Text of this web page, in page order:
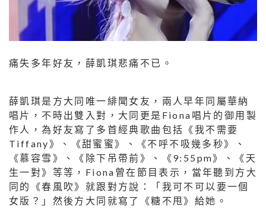
痛失多年好友，薛凱琪悲痛不已。
薛凱琪是方大同唯一緋聞女友，兩人早年同屬華納
唱片，不時出雙入對，大同更是Fiona唱片的御用製
作人，為好友寫了多首經典歌曲包括《我不需要
Tiffany》、《甜蜜蜜》、《不呼不吸幾多秒》、
《慕容雪》、《除下吊帶前》、《9:55pm》、《天
生一對》等等，Fiona曾在節目表示，當年聽到方大
同的《春風吹》就跟對方說：「我可不可以要一個
女版？」然後方大同就寫了《糖不甩》給她。